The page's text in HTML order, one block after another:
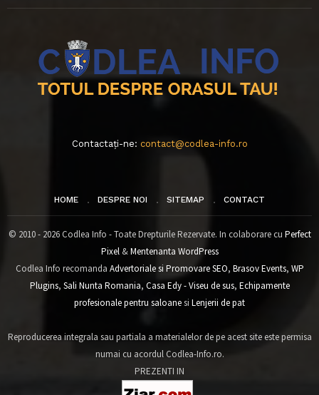
Contactați-ne: contact@codlea-info.ro
HOME DESPRE NOI SITEMAP CONTACT
© 2010 - 2026 Codlea Info - Toate Drepturile Rezervate. In colaborare cu Perfect
Pixel&Mentenanta WordPress
Codlea Info recomanda Advertoriale si Promovare SEO, Brasov Events, WP
Plugins, Sali Nunta Romania, Casa Edy - Viseu de sus, Echipamente
profesionale pentru saloanesi Lenjerii de pat
Reproducerea integrala sau partiala a materialelor de pe acest site este permisa
numai cu acordul Codlea-Info.ro.
PREZENTI IN